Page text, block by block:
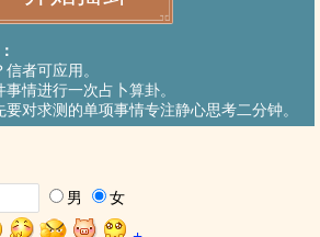
者可应用。
情进行一次占卜算卦。
对求测的单项事情专注静心思考二分钟。